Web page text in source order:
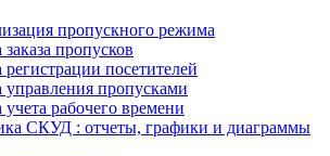
пропускного режима
пропусков
посетителей
управления пропусками
рабочего времени
СКУД : отчеты, графики и диаграммы